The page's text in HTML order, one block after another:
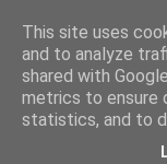
ΟΔΟΣ
This site uses
and to analyze
shared with
metrics to ensure
statistics, and to